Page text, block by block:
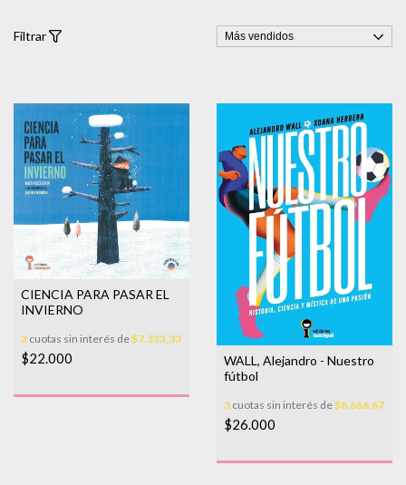
Filtrar
CIENCIA PARA PASAR EL
INVIERNO
3 cuotas sin interés de$7.333,33
$22.000
WALL, Alejandro - Nuestro
fútbol
3 cuotas sin interés de$8.666,67
$26.000